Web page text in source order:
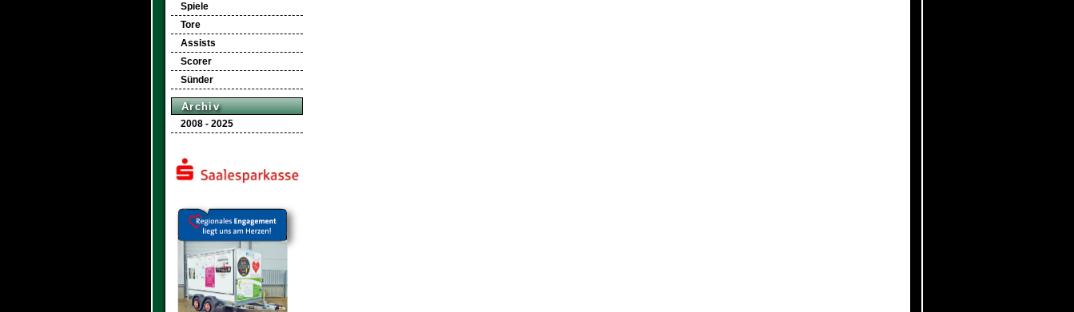
Spiele
Tore
Assists
Scorer
Sünder
Archiv
2008 - 2025